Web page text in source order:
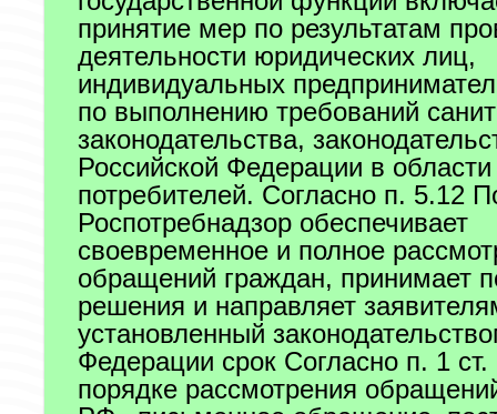
принятие мер по результатам
деятельности юридических лиц,
индивидуальных
по выполнению требований
законодательства,
Российской Федерации в
потребителей. Согласно п. 5.12
Роспотребнадзор обеспечивает
своевременное и полное
обращений граждан, принимает
решения и направляет
установленный
Федерации срок Согласно п. 1
порядке рассмотрения